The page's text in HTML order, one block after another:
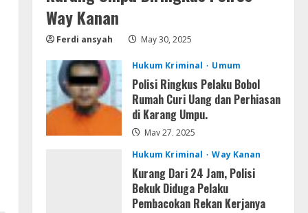
4
Resettools
Crack [Final] (x64) Final FileCR
Img
Office 2019 LTSC Professional
Plus Debloated Tоrrеnt
Way Kanan
Ferdi ansyah May 30, 2025
Hukum Kriminal Umum
Polisi Ringkus Pelaku Bobol
Rumah Curi Uang dan Perhiasan
di Karang Umpu.
May 27, 2025
Hukum Kriminal
Way Kanan
Kurang Dari 24 Jam, Polisi
Bekuk Diduga Pelaku
Pembacokan Rekan Kerjanya